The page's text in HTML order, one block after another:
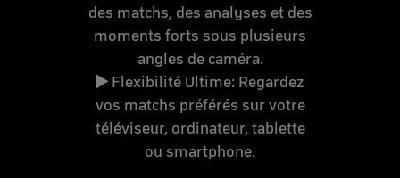
des matchs, des analyses et des
moments forts sous plusieurs
angles de caméra.
▶️ Flexibilité Ultime: Regardez
vos matchs préférés sur votre
téléviseur, ordinateur, tablette
ou smartphone.